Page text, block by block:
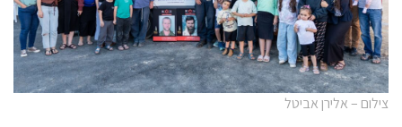
צילום – אלירן אביטל